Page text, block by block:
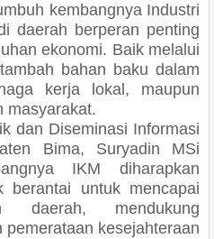
kembangnya Industri
daerah berperan penting
ekonomi. Baik melalui
bahan baku dalam
kerja lokal, maupun
masyarakat.
dan Diseminasi Informasi
Bima, Suryadin MSi
IKM diharapkan
berantai untuk mencapai
daerah, mendukung
pemerataan kesejahteraan